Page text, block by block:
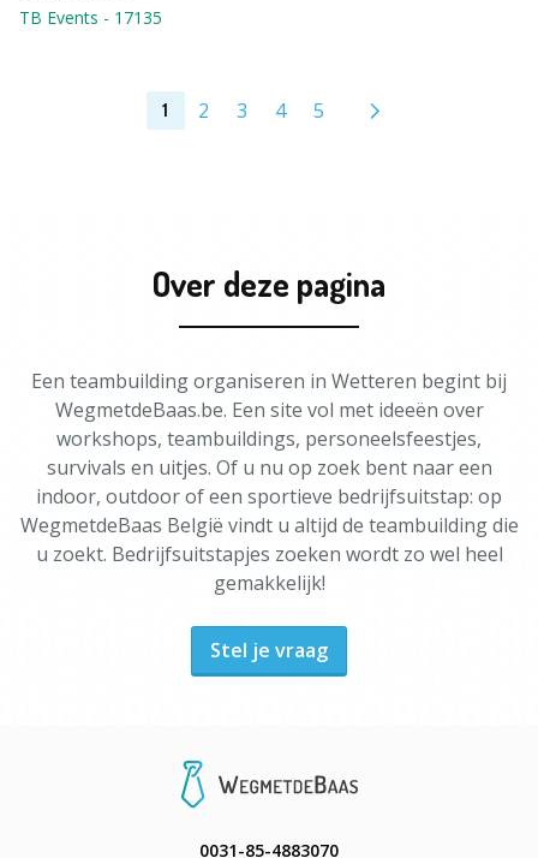
TB Events - 17135
1 2 3 4 5
Over deze pagina
Een teambuilding organiseren in Wetteren begint bij
WegmetdeBaas.be. Een site vol met ideeën over
workshops, teambuildings, personeelsfeestjes,
survivals en uitjes. Of u nu op zoek bent naar een
indoor, outdoor of een sportieve bedrijfsuitstap: op
WegmetdeBaas België vindt u altijd de teambuilding die
u zoekt. Bedrijfsuitstapjes zoeken wordt zo wel heel
gemakkelijk!
Stel je vraag
0031-85-4883070